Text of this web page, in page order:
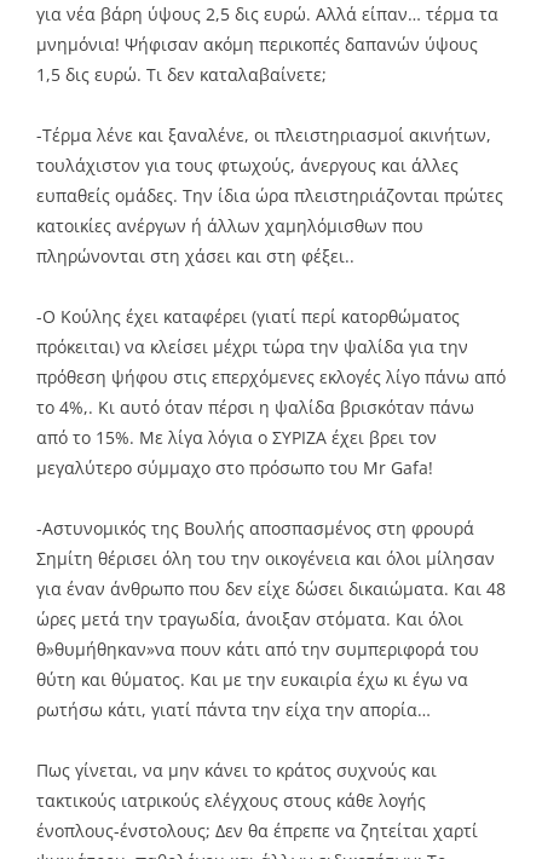
για νέα βάρη ύψους 2,5 δις ευρώ. Αλλά είπαν… τέρμα τα
μνημόνια! Ψήφισαν ακόμη περικοπές δαπανών ύψους
1,5 δις ευρώ. Τι δεν καταλαβαίνετε;
-Τέρμα λένε και ξαναλένε, οι πλειστηριασμοί ακινήτων,
τουλάχιστον για τους φτωχούς, άνεργους και άλλες
ευπαθείς ομάδες. Την ίδια ώρα πλειστηριάζονται πρώτες
κατοικίες ανέργων ή άλλων χαμηλόμισθων που
πληρώνονται στη χάσει και στη φέξει..
-Ο Κούλης έχει καταφέρει (γιατί περί κατορθώματος
πρόκειται) να κλείσει μέχρι τώρα την ψαλίδα για την
πρόθεση ψήφου στις επερχόμενες εκλογές λίγο πάνω από
το 4%,. Κι αυτό όταν πέρσι η ψαλίδα βρισκόταν πάνω
από το 15%. Με λίγα λόγια ο ΣΥΡΙΖΑ έχει βρει τον
μεγαλύτερο σύμμαχο στο πρόσωπο του Μr Gafa!
-Αστυνομικός της Βουλής αποσπασμένος στη φρουρά
Σημίτη θέρισει όλη του την οικογένεια και όλοι μίλησαν
για έναν άνθρωπο που δεν είχε δώσει δικαιώματα. Και 48
ώρες μετά την τραγωδία, άνοιξαν στόματα. Και όλοι
θ»θυμήθηκαν»να πουν κάτι από την συμπεριφορά του
θύτη και θύματος. Και με την ευκαιρία έχω κι έγω να
ρωτήσω κάτι, γιατί πάντα την είχα την απορία…
Πως γίνεται, να μην κάνει το κράτος συχνούς και
τακτικούς ιατρικούς ελέγχους στους κάθε λογής
ένοπλους-ένστολους; Δεν θα έπρεπε να ζητείται χαρτί